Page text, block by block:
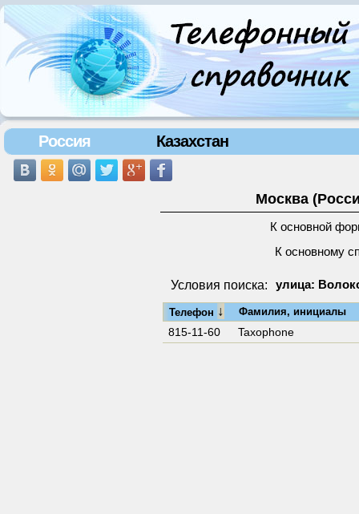
Россия Казахстан
Москва
К основной
К основному
Условия поиска: улица:
Телефон ↓ Фамилия, инициалы
815-11-60 Taxophone